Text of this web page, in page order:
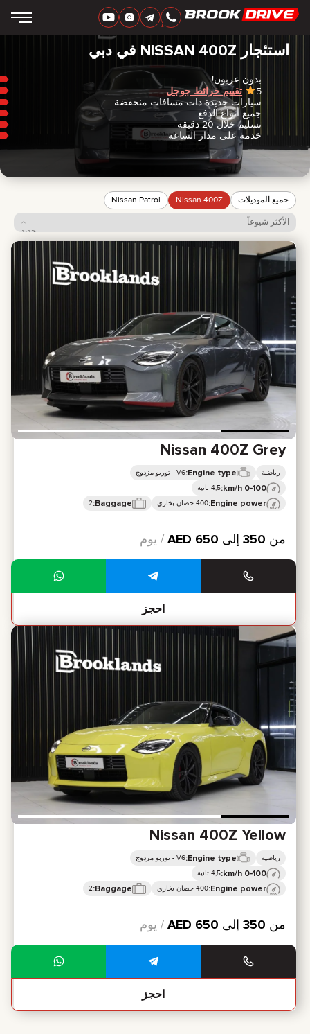
‏العربية‏
مدة الإيجار
أفضل العروض
CERTIFICATES
التقييمات
شراكة
اِسْتَأْجِرْ لِتُمْلِكَ
info@brook-drive.rent
+ 971 52 193 88 88
7 925 283 88 88
دبي/
Nissan
/
400Z
استئجار NISSAN 400Z في دبي
بدون عربون!
5
تقييم خرائط جوجل
سيارات جديدة ذات مسافات منخفضة
جميع أنواع الدفع
تسليم خلال 20 دقيقة
خدمة على مدار الساعة
جميع الموديلات Nissan 400Z
Nissan Patrol
الأكثر شيوعاً
جديد
السعر: من الأقل للأعلى
السعر: من الأعلى للأقل
Nissan 400Z Grey
رياضية Engine type: V6 - توربو مزدوج
0-100 km/h: 4,5 ثانية
Engine power: 400 حصان بخاري Baggage:
2
من 350 إلى 650
AED / يوم
احجز
Nissan 400Z Yellow
رياضية Engine type: V6 - توربو مزدوج
0-100 km/h: 4,5 ثانية
Engine power: 400 حصان بخاري Baggage:
2
من 350 إلى 650
AED / يوم
احجز